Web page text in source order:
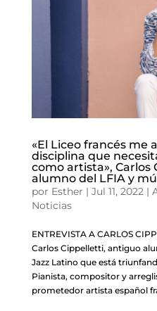
«El Liceo francés me
disciplina que
como artista»,
alumno del LFIA y
por Esther | Jul 11, 2022|
Noticias
ENTREVISTA A CARLOS
Carlos Cippelletti, antiguo
Jazz Latino que está
Pianista, compositor y
prometedor artista español